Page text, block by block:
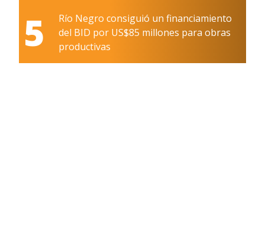
5
Río Negro consiguió un financiamiento
del BID por US$85 millones para obras
productivas